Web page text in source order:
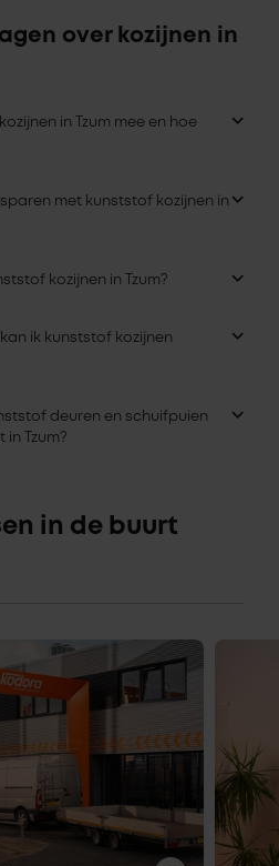
over kozijnen in
in Tzum mee en hoe
met kunststof kozijnen in
kozijnen in Tzum?
ik kunststof kozijnen
deuren en schuifpuien
Tzum?
in de buurt